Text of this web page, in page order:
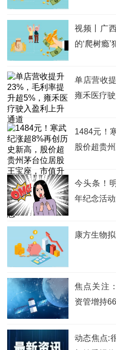
视频丨广
的‘爬树瘾’
单店营收
雍禾医疗
1484元！
股价超贵
6200亿！
每日消息
今头条！
年纪念活
康方生物
焦点关注
资管增持
动态焦点: